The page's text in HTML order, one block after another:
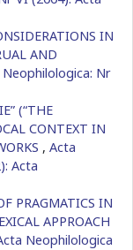
IN
AND
Nr
(“THE
CONTEXT IN
, Acta
Acta
PRAGMATICS IN
APPROACH
Neophilologica